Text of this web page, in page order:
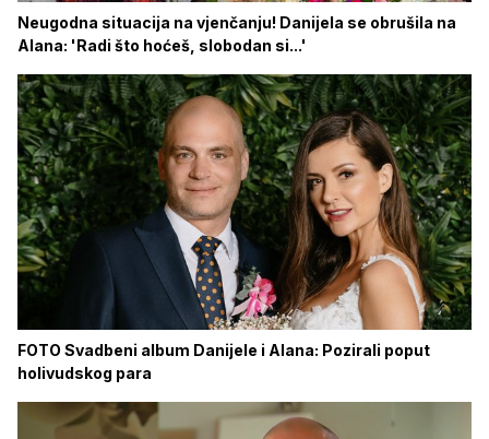
Neugodna situacija na vjenčanju! Danijela se obrušila na
Alana: 'Radi što hoćeš, slobodan si...'
FOTO Svadbeni album Danijele i Alana: Pozirali poput
holivudskog para